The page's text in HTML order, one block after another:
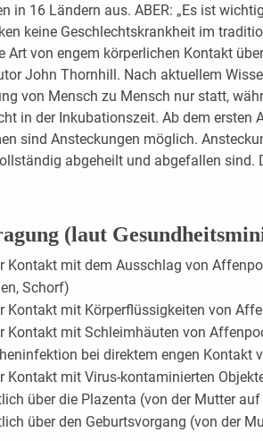
in 16 Ländern aus. ABER: „Es ist
keine Geschlechtskrankheit im
Art von engem körperlichen Kontakt
John Thornhill. Nach aktuellem
von Mensch zu Mensch nur statt,
in der Inkubationszeit. Ab dem ersten
sind Ansteckungen möglich.
abgeheilt und abgefallen sind.
(laut
Kontakt mit dem Ausschlag von
Schorf)
Kontakt mit Körperflüssigkeiten von
Kontakt mit Schleimhäuten von
bei direktem engen Kontakt
Kontakt mit Virus-kontaminierten
über die Plazenta (von der Mutter
über den Geburtsvorgang (von der